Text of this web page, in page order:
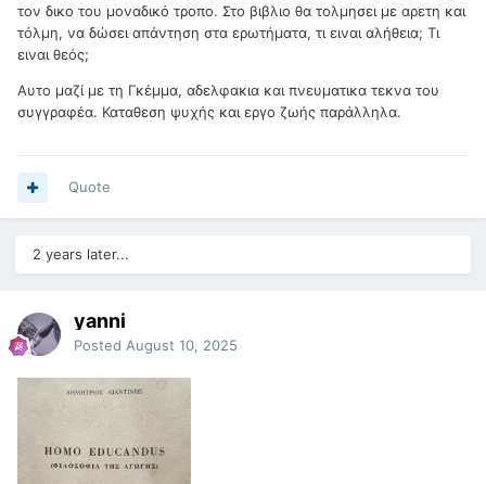
τον δικο του μοναδικό τροπο. Στο βιβλιο θα τολμησει με αρετη και
τόλμη, να δώσει απάντηση στα ερωτήματα, τι ειναι αλήθεια; Τι
ειναι θεός;
Αυτο μαζί με τη Γκέμμα, αδελφακια και πνευματικα τεκνα του
συγγραφέα. Καταθεση ψυχής και εργο ζωής παράλληλα.
Quote
2 years later...
yanni
Posted August 10, 2025